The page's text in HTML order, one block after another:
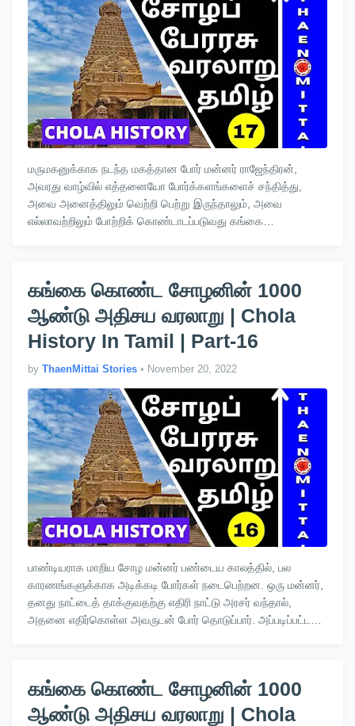
மருமகனுக்காக நடந்த மகத்தான போர் மன்னர் ராஜேந்திரன்,
அவரது வாழ்வில் எத்தனையோ போர்க்களங்களைச் சந்தித்து,
அவை அனைத்திலும் வெற்றி பெற்று இருந்தாலும், அவை
எல்லாவற்றிலும் போற்றிக் கொண்டாடப்படுவது கங்கை
கங்கை கொண்ட சோழனின் 1000
ஆண்டு அதிசய வரலாறு | Chola
History In Tamil | Part-16
by ThaenMittai Stories • November 20, 2022
பாண்டியராக மாறிய சோழ மன்னர் பண்டைய காலத்தில், பல
காரணங்களுக்காக அடிக்கடி போர்கள் நடைபெற்றன. ஒரு மன்னர்,
தனது நாட்டைத் தாக்குவதற்கு எதிரி நாட்டு அரசர் வந்தால்,
அதனை எதிர்கொள்ள அவருடன் போர் தொடுப்பார். அப்படிப்பட்ட
கங்கை கொண்ட சோழனின் 1000
ஆண்டு அதிசய வரலாறு | Chola